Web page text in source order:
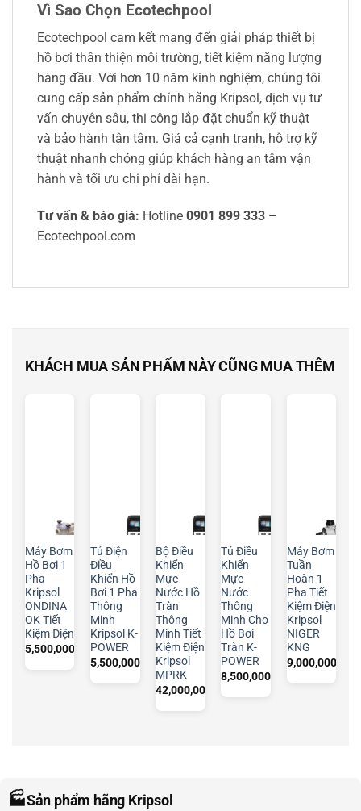
Vì Sao Chọn Ecotechpool
Ecotechpool cam kết mang đến giải pháp thiết bị
hồ bơi thân thiện môi trường, tiết kiệm năng lượng
hàng đầu. Với hơn 10 năm kinh nghiệm, chúng tôi
cung cấp sản phẩm chính hãng Kripsol, dịch vụ tư
vấn chuyên sâu, thi công lắp đặt chuẩn kỹ thuật
và bảo hành tận tâm. Giá cả cạnh tranh, hỗ trợ kỹ
thuật nhanh chóng giúp khách hàng an tâm vận
hành và tối ưu chi phí dài hạn.
Tư vấn & báo giá: Hotline 0901 899 333 –
Ecotechpool.com
KHÁCH MUA SẢN PHẨM NÀY CŨNG MUA THÊM
Máy Bơm
Hồ Bơi 1
Pha
Kripsol
ONDINA
OK Tiết
Kiệm Điện
5,500,000
Tủ Điện
Điều
Khiển Hồ
Bơi 1 Pha
Thông
Minh
Kripsol K-
POWER
5,500,000₫
Bộ Điều
Khiển
Mực
Nước Hồ
Tràn
Thông
Minh Tiết
Kiệm Điện
Kripsol
MPRK
42,000,000
Tủ Điều
Khiển
Mực
Nước
Thông
Minh Cho
Hồ Bơi
Tràn K-
POWER
8,500,000
Máy Bơm
Tuần
Hoàn 1
Pha Tiết
Kiệm Điện
Kripsol
NIGER
KNG
9,000,000
🏭Sản phẩm hãng Kripsol